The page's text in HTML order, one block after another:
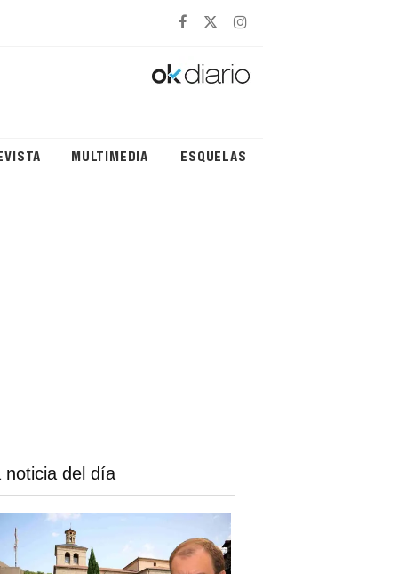
MULTIMEDIA ESQUELAS
noticia del día